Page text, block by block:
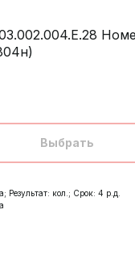
Выбрать
Результат: кол.; Срок: 4 р.д.